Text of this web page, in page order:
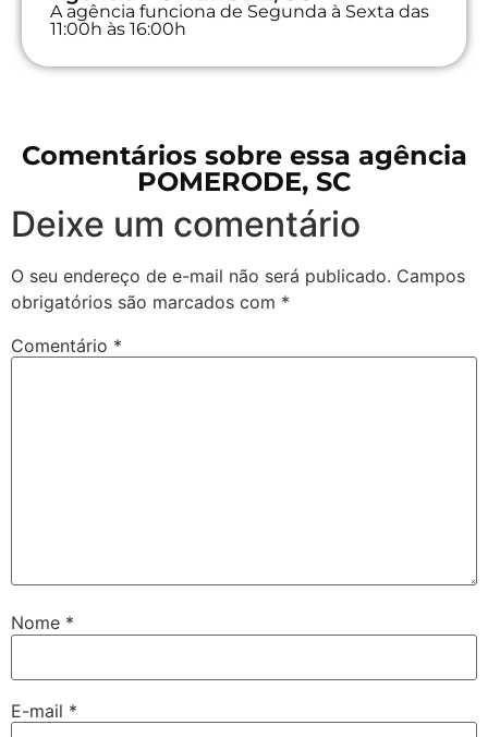
A agência funciona de Segunda à Sexta das
11:00h às 16:00h
Comentários sobre essa agência
POMERODE, SC
Deixe um comentário
O seu endereço de e-mail não será publicado. Campos
obrigatórios são marcados com *
Comentário *
Nome *
E-mail *